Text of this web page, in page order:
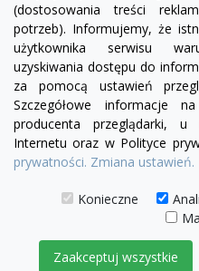
(dostosowania treści
potrzeb). Informujemy, że
użytkownika serwisu
uzyskiwania dostępu do
za pomocą ustawień
Szczegółowe informacje
producenta przeglądarki,
Internetu oraz w Polityce
prywatności. Zmiana ustawień.
Konieczne
Zaakceptuj wszystkie
PRODUKTY
INFORMACJE